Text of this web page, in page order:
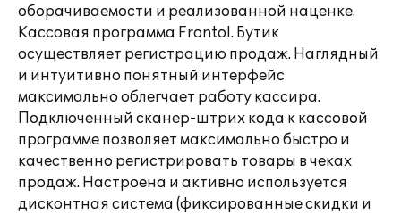
оборачиваемости и реализованной наценке.
Кассовая программа Frontol. Бутик
осуществляет регистрацию продаж. Наглядный
и интуитивно понятный интерфейс
максимально облегчает работу кассира.
Подключенный сканер-штрих кода к кассовой
программе позволяет максимально быстро и
качественно регистрировать товары в чеках
продаж. Настроена и активно используется
дисконтная система (фиксированные скидки и